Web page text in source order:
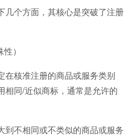
个方面，其核心是突破了注册
）
核准注册的商品或服务类别
相同/近似商标，通常是允许的
不相同或不类似的商品或服务